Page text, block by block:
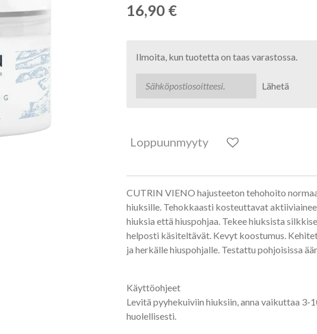
16,90 €
Ilmoita, kun tuotetta on taas varastossa.
Lähetä
Loppuunmyyty
CUTRIN VIENO hajusteeton tehohoito
hiuksille. Tehokkaasti kosteuttavat
hiuksia että hiuspohjaa. Tekee hiuksista
helposti käsiteltävät. Kevyt koostumus.
ja herkälle hiuspohjalle. Testattu pohjoisissa
Käyttöohjeet
Levitä pyyhekuiviin hiuksiin, anna vaikuttaa 3-
huolellisesti.